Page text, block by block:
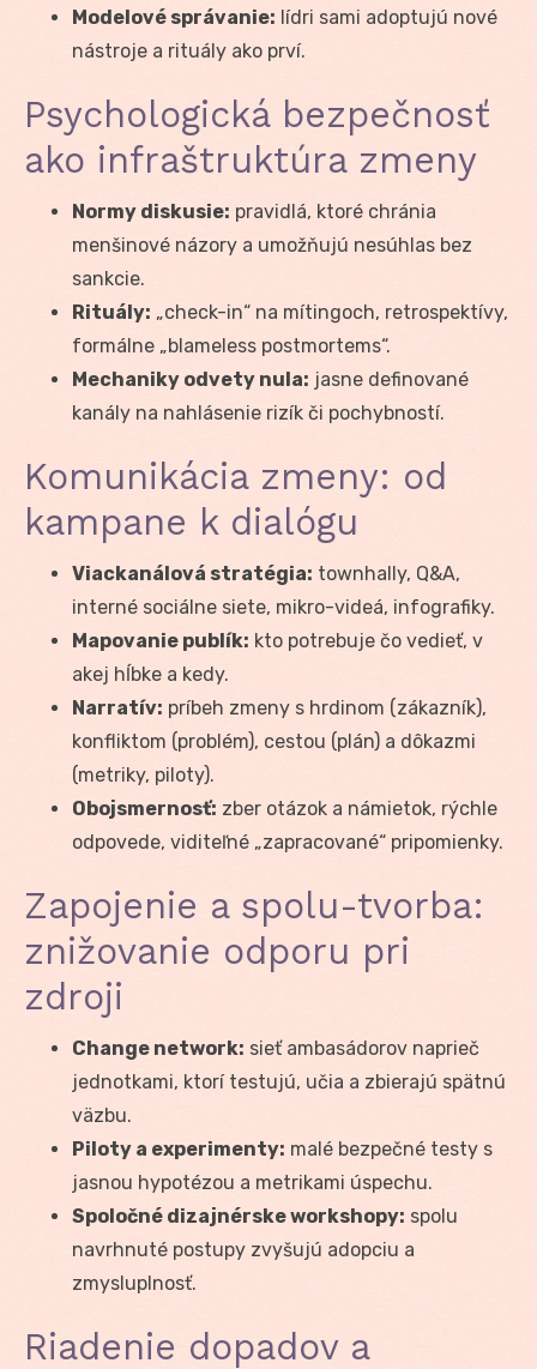
Modelové správanie: lídri sami adoptujú nové
nástroje a rituály ako prví.
Psychologická bezpečnosť
ako infraštruktúra zmeny
Normy diskusie: pravidlá, ktoré chránia
menšinové názory a umožňujú nesúhlas bez
sankcie.
Rituály: „check-in“ na mítingoch, retrospektívy,
formálne „blameless postmortems“.
Mechaniky odvety nula: jasne definované
kanály na nahlásenie rizík či pochybností.
Komunikácia zmeny: od
kampane k dialógu
Viackanálová stratégia: townhally, Q&A,
interné sociálne siete, mikro-videá, infografiky.
Mapovanie publík: kto potrebuje čo vedieť, v
akej hĺbke a kedy.
Narratív: príbeh zmeny s hrdinom (zákazník),
konfliktom (problém), cestou (plán) a dôkazmi
(metriky, piloty).
Obojsmernosť: zber otázok a námietok, rýchle
odpovede, viditeľné „zapracované“ pripomienky.
Zapojenie a spolu-tvorba:
znižovanie odporu pri
zdroji
Change network: sieť ambasádorov naprieč
jednotkami, ktorí testujú, učia a zbierajú spätnú
väzbu.
Piloty a experimenty: malé bezpečné testy s
jasnou hypotézou a metrikami úspechu.
Spoločné dizajnérske workshopy: spolu
navrhnuté postupy zvyšujú adopciu a
zmysluplnosť.
Riadenie dopadov a